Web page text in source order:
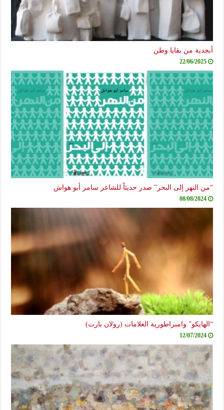
أبجدية من بقايا وطن
22/06/2025
“من النهر إلى البحر” صدر حديثاً للشاعر سامر أبو هواش
08/08/2024
“الهايكو” وامبراطورية العلامات (رولان بارت)
12/07/2024